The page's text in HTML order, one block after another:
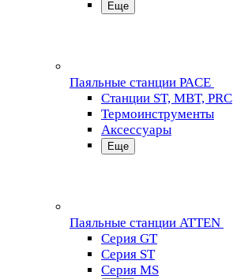
Еще
Паяльные станции PACE
Станции ST, MBT, PRC
Термоинструменты
Аксессуары
Еще
Паяльные станции ATTEN
Серия GT
Серия ST
Серия MS